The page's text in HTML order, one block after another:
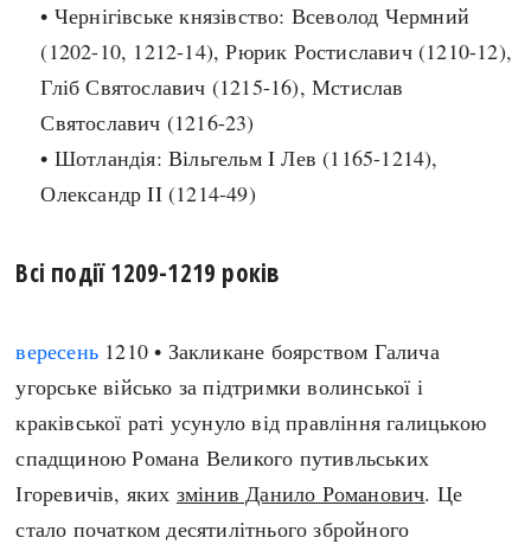
• Чернігівське князівство: Всеволод Чермний
(1202-10, 1212-14), Рюрик Ростиславич (1210-12),
Гліб Святославич (1215-16), Мстислав
Святославич (1216-23)
• Шотландія: Вільгельм I Лев (1165-1214),
Олександр II (1214-49)
Всі події 1209-1219 років
вересень 1210 • Закликане боярством Галича
угорське військо за підтримки волинської і
краківської раті усунуло від правління галицькою
спадщиною Романа Великого путивльських
Ігоревичів, яких змінив Данило Романович. Це
стало початком десятилітнього збройного